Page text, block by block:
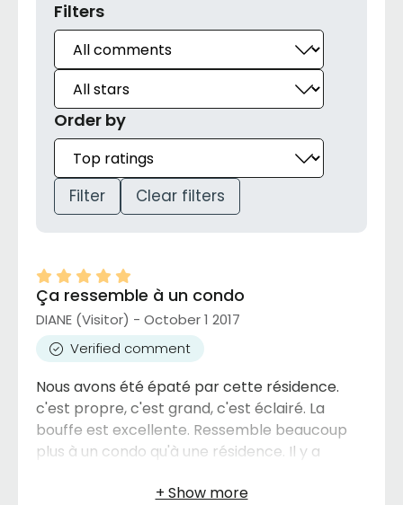
Filters
Order by
Filter Clear filters
Ça ressemble à un condo
DIANE (Visitor) - October 1 2017
Verified comment
Nous avons été épaté par cette résidence.
c'est propre, c'est grand, c'est éclairé. La
bouffe est excellente. Ressemble beaucoup
plus à un condo qu'à une résidence. Il y a
piscine, aquaforme, activité musicale avec